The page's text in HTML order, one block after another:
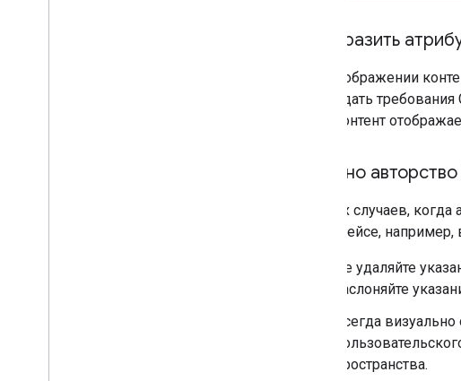
Отобразить
При отображении
соблюдать
если контент
Указано
Для тех случаев,
интерфейсе, например,
Не удаляйте
заслоняйте
Всегда
пространства.